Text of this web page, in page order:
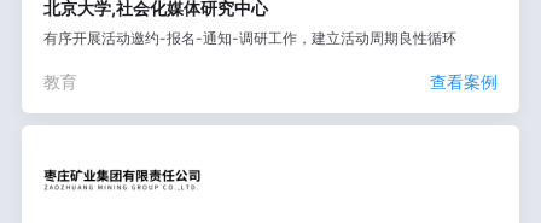
北京大学,社会化媒体研究中心
有序开展活动邀约-报名-通知-调研工作，建立活动周期良性循环
教育 查看案例